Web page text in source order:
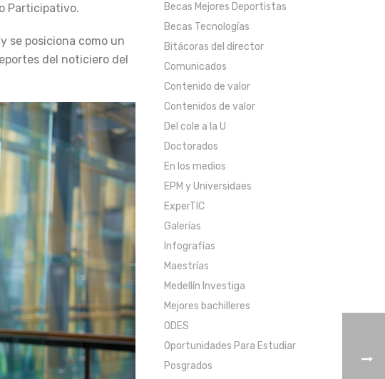
Participativo.
se posiciona como un
del noticiero del
Becas Mejores Deportistas
Becas Tecnologías
Bitácoras del director
Comunicados
Contenido de valor
Contenidos de valor
Del cole a la U
Doctorados
En los medios
EPM y Universidaes
ExperTIC
Galerías
Infografías
Maestrías
Medellín Investiga
Mejores bachilleres
ODES
Oportunidades Para Estudiar
Posgrados